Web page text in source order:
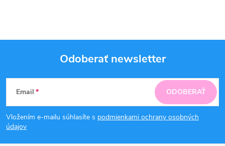
Z
á
p
Odoberať newsletter
Email
Vložením e-mailu súhlasíte s podmienkami ochrany osobných
údajov
ODOBERAŤ